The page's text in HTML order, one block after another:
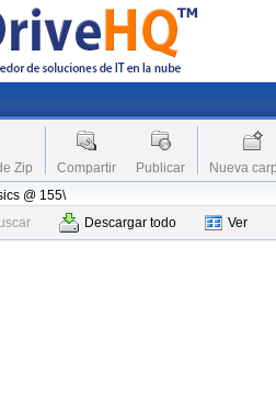
Zip Compartir Publicar Nueva
@ 155\
Descargar todo Ver